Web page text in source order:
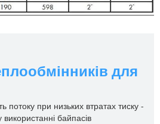
для
потоку при низьких втратах тиску -
байпасів